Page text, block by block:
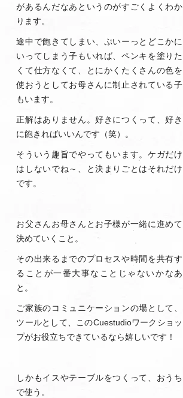
があるんだなあというのがすごくよくわか
ります。
途中で飽きてしまい、ぷいーっとどこかに
いってしまう子もいれば、ペンキを塗りた
くて仕方なくて、とにかくたくさんの色を
使おうとしてお母さんに制止されている子
もいます。
正解はありません。好きにつくって、好き
に飽きればいいんです（笑）。
そういう趣旨でやってもいます。ケガだけ
はしないでね～、と決まりごとはそれだけ
です。
お父さんお母さんとお子様が一緒に進めて
決めていくこと。
その出来るまでのプロセスや時間を共有す
ることが一番大事なことじゃないかなあ
と。
ご家族のコミュニケーションの場として、
ツールとして、このCuestudioワークショッ
プがお役立ちできているなら嬉しいです！
しかもイスやテーブルをつくって、おうち
で使う。